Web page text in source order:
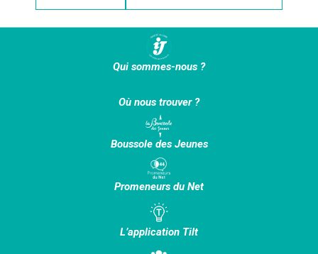
Qui sommes-nous ?
Où nous trouver ?
Boussole des Jeunes
Promeneurs du Net
L’application Tilt